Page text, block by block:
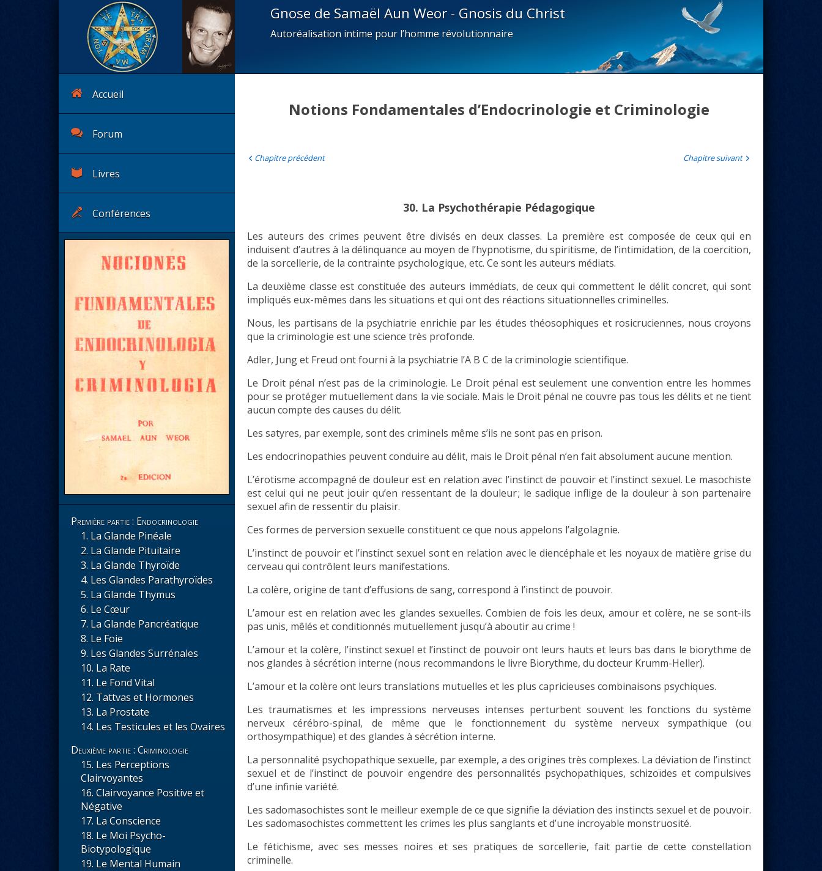
Gnose de Samaël Aun Weor - Gnosis du Christ
Autoréalisation intime pour l’homme révolutionnaire
Accueil
Forum
Livres
Conférences
Première partie : Endocrinologie
La Glande Pinéale
La Glande Pituitaire
La Glande Thyroïde
Les Glandes Parathyroïdes
La Glande Thymus
Le Cœur
La Glande Pancréatique
Le Foie
Les Glandes Surrénales
La Rate
Le Fond Vital
Tattvas et Hormones
La Prostate
Les Testicules et les Ovaires
Deuxième partie : Criminologie
Les Perceptions
Clairvoyantes
Clairvoyance Positive et
Négative
La Conscience
Le Moi Psycho-
Biotypologique
Le Mental Humain
Notions Fondamentales d’Endocrinologie et Criminologie
Chapitre précédent Chapitre suivant
30. La Psychothérapie Pédagogique
Les auteurs des crimes peuvent être divisés en deux classes. La première est composée de ceux qui en
induisent d’autres à la délinquance au moyen de l’hypnotisme, du spiritisme, de l’intimidation, de la coercition,
de la sorcellerie, de la contrainte psychologique, etc. Ce sont les auteurs médiats.
La deuxième classe est constituée des auteurs immédiats, de ceux qui commettent le délit concret, qui sont
impliqués eux-mêmes dans les situations et qui ont des réactions situationnelles criminelles.
Nous, les partisans de la psychiatrie enrichie par les études théosophiques et rosicruciennes, nous croyons
que la criminologie est une science très profonde.
Adler, Jung et Freud ont fourni à la psychiatrie l’A B C de la criminologie scientifique.
Le Droit pénal n’est pas de la criminologie. Le Droit pénal est seulement une convention entre les hommes
pour se protéger mutuellement dans la vie sociale. Mais le Droit pénal ne couvre pas tous les délits et ne tient
aucun compte des causes du délit.
Les satyres, par exemple, sont des criminels même s’ils ne sont pas en prison.
Les endocrinopathies peuvent conduire au délit, mais le Droit pénal n’en fait absolument aucune mention.
L’érotisme accompagné de douleur est en relation avec l’instinct de pouvoir et l’instinct sexuel. Le masochiste
est celui qui ne peut jouir qu’en ressentant de la douleur ; le sadique inflige de la douleur à son partenaire
sexuel afin de ressentir du plaisir.
Ces formes de perversion sexuelle constituent ce que nous appelons l’algolagnie.
L’instinct de pouvoir et l’instinct sexuel sont en relation avec le diencéphale et les noyaux de matière grise du
cerveau qui contrôlent leurs manifestations.
La colère, origine de tant d’effusions de sang, correspond à l’instinct de pouvoir.
L’amour est en relation avec les glandes sexuelles. Combien de fois les deux, amour et colère, ne se sont-ils
pas unis, mêlés et conditionnés mutuellement jusqu’à aboutir au crime !
L’amour et la colère, l’instinct sexuel et l’instinct de pouvoir ont leurs hauts et leurs bas dans le biorythme de
nos glandes à sécrétion interne (nous recommandons le livre Biorythme, du docteur Krumm-Heller).
L’amour et la colère ont leurs translations mutuelles et les plus capricieuses combinaisons psychiques.
Les traumatismes et les impressions nerveuses intenses perturbent souvent les fonctions du système
nerveux cérébro-spinal, de même que le fonctionnement du système nerveux sympathique (ou
orthosympathique) et des glandes à sécrétion interne.
La personnalité psychopathique sexuelle, par exemple, a des origines très complexes. La déviation de l’instinct
sexuel et de l’instinct de pouvoir engendre des personnalités psychopathiques, schizoïdes et compulsives
d’une infinie variété.
Les sadomasochistes sont le meilleur exemple de ce que signifie la déviation des instincts sexuel et de pouvoir.
Les sadomasochistes commettent les crimes les plus sanglants et d’une incroyable monstruosité.
Le fétichisme, avec ses messes noires et ses pratiques de sorcellerie, fait partie de cette constellation
criminelle.